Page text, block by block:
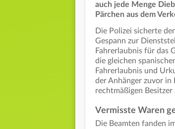
auch jede Menge
Pärchen aus dem
Die Polizei sicherte
Gespann zur
Fahrerlaubnis für das
die gleichen
Fahrerlaubnis und
der Anhänger zuvor in
rechtmäßigen Besitzer
Vermisste Waren
Die Beamten fanden